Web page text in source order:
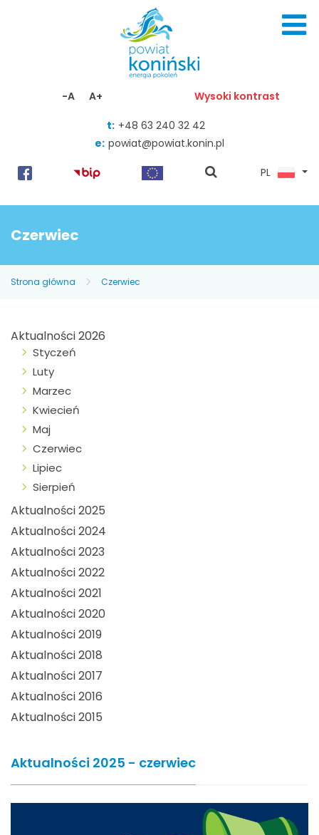
-A A+ Wysoki kontrast
t: +48 63 240 32 42
e: powiat@powiat.konin.pl
pokaż
PL
Czerwiec
Strona główna Czerwiec
Aktualności 2026
Styczeń
Luty
Marzec
Kwiecień
Maj
Czerwiec
Lipiec
Sierpień
Aktualności 2025
Aktualności 2024
Aktualności 2023
Aktualności 2022
Aktualności 2021
Aktualności 2020
Aktualności 2019
Aktualności 2018
Aktualności 2017
Aktualności 2016
Aktualności 2015
Aktualności 2025 - czerwiec